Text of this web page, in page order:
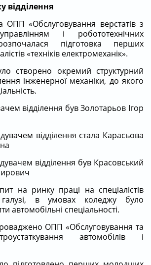
відділення
«Обслуговування верстатів з
і робототехнічних
підготовка перших
«техніків електромеханік».
створено окремий структурний
інженерної механіки, до якого
відділення був Золотарьов Ігор
відділення стала Карасьова
відділення був Красовський
на ринку праці на спеціалістів
галузі, в умовах коледжу було
автомобільні спеціальності.
ОПП «Обслуговування та
автомобілів і